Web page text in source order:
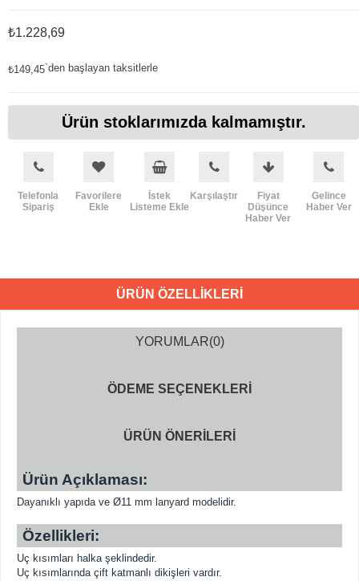
₺1.228,69
₺149,45`den başlayan taksitlerle
Ürün stoklarımızda kalmamıştır.
Telefonla
Sipariş
Favorilere
Ekle
İstek
Listeme Ekle
Karşılaştır
Fiyat
Düşünce
Haber Ver
Gelince
Haber Ver
ÜRÜN ÖZELLIKLERI
YORUMLAR(0)
ÖDEME SEÇENEKLERI
ÜRÜN ÖNERILERI
Ürün Açıklaması:
Dayanıklı yapıda ve Ø11 mm lanyard modelidir.
Özellikleri:
Uç kısımları halka şeklindedir.
Uç kısımlarında çift katmanlı dikişleri vardır.